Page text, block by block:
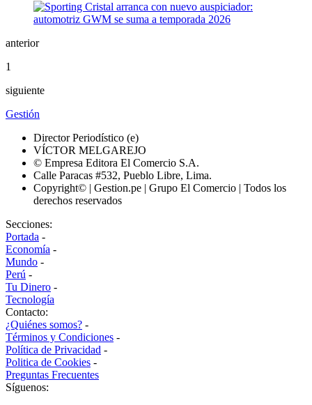
anterior
1
siguiente
Gestión
Director Periodístico (e)
VÍCTOR MELGAREJO
© Empresa Editora El Comercio S.A.
Calle Paracas #532, Pueblo Libre, Lima.
Copyright© | Gestion.pe | Grupo El Comercio | Todos los
derechos reservados
Secciones:
Portada -
Economía -
Mundo -
Perú -
Tu Dinero -
Tecnología
Contacto:
¿Quiénes somos? -
Términos y Condiciones -
Política de Privacidad -
Politica de Cookies -
Preguntas Frecuentes
Síguenos: